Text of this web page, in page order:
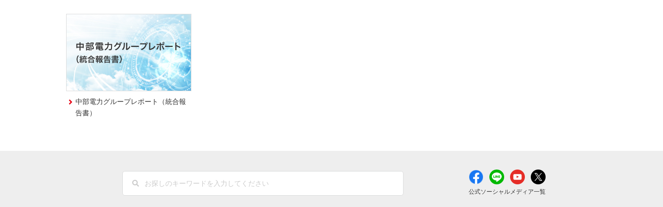
中部電力グループレポート（統合報
告書）
公式ソーシャルメディア一覧